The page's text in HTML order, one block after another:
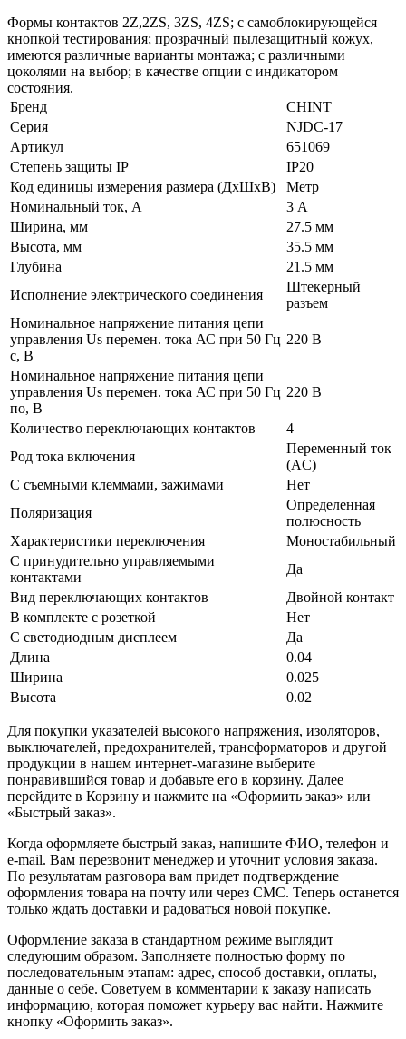
Формы контактов 2Z,2ZS, 3ZS, 4ZS; с самоблокирующейся
кнопкой тестирования; прозрачный пылезащитный кожух,
имеются различные варианты монтажа; с различными
цоколями на выбор; в качестве опции с индикатором
состояния.
Бренд
CHINT
Серия
NJDC-17
Артикул
651069
Степень защиты IP
IP20
Код единицы измерения размера (ДхШхВ)
Метр
Номинальный ток, А
3 А
Ширина, мм
27.5 мм
Высота, мм
35.5 мм
Глубина
21.5 мм
Исполнение электрического соединения
Штекерный
разъем
Номинальное напряжение питания цепи
управления Us перемен. тока АС при 50 Гц
с, В
220 В
Номинальное напряжение питания цепи
управления Us перемен. тока АС при 50 Гц
по, В
220 В
Количество переключающих контактов
4
Род тока включения
Переменный ток
(AC)
С съемными клеммами, зажимами
Нет
Поляризация
Определенная
полюсность
Характеристики переключения
Моностабильный
С принудительно управляемыми
контактами
Да
Вид переключающих контактов
Двойной контакт
В комплекте с розеткой
Нет
С светодиодным дисплеем
Да
Длина
0.04
Ширина
0.025
Высота
0.02
Для покупки указателей высокого напряжения, изоляторов,
выключателей, предохранителей, трансформаторов и другой
продукции в нашем интернет-магазине выберите
понравившийся товар и добавьте его в корзину. Далее
перейдите в Корзину и нажмите на «Оформить заказ» или
«Быстрый заказ».
Когда оформляете быстрый заказ, напишите ФИО, телефон и
e-mail. Вам перезвонит менеджер и уточнит условия заказа.
По результатам разговора вам придет подтверждение
оформления товара на почту или через СМС. Теперь останется
только ждать доставки и радоваться новой покупке.
Оформление заказа в стандартном режиме выглядит
следующим образом. Заполняете полностью форму по
последовательным этапам: адрес, способ доставки, оплаты,
данные о себе. Советуем в комментарии к заказу написать
информацию, которая поможет курьеру вас найти. Нажмите
кнопку «Оформить заказ».